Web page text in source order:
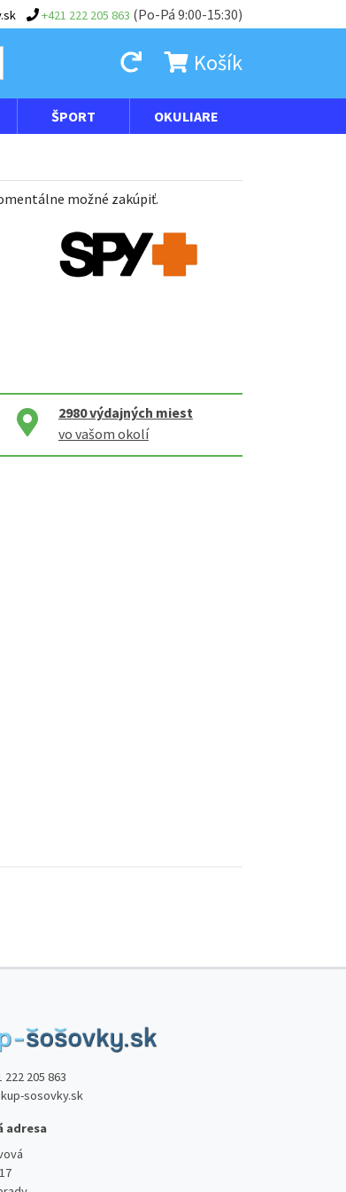
+421 222 205 863 (Po-Pá 9:00-15:30)
Košík
ŠPORT OKULIARE
možné zakúpiť.
2980výdajných miest
vo vašom okolí
222 205 863
sosovky.sk
adresa